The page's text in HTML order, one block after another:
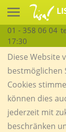
01 - 358 06 04
17:30
Diese Website
bestmöglichen
Cookies
können dies
jederzeit mit
beschränken